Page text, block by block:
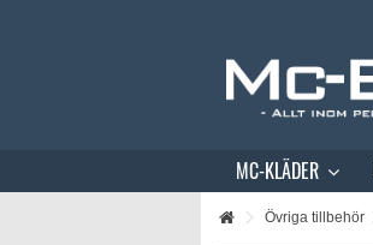
MC-KLÄDER
Övriga tillbehör